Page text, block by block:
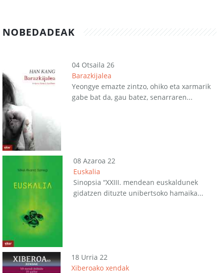
NOBEDADEAK
04 Otsaila 26
Barazkijalea
Yeongye emazte zintzo, ohiko eta xarmarik
gabe bat da, gau batez, senarraren...
08 Azaroa 22
Euskalia
Sinopsia “XXIII. mendean euskaldunek
gidatzen dituzte unibertsoko hamaika...
18 Urria 22
Xiberoako xendak